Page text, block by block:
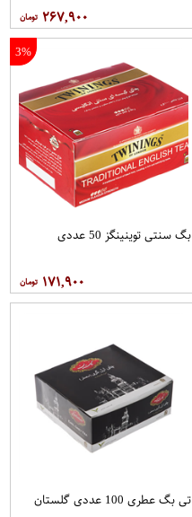
۲۶۷,۹۰۰
3%
بگ سنتی توینینگز 50 عددی
۱۷۱,۹۰۰
تی بگ عطری 100 عددی گلستان